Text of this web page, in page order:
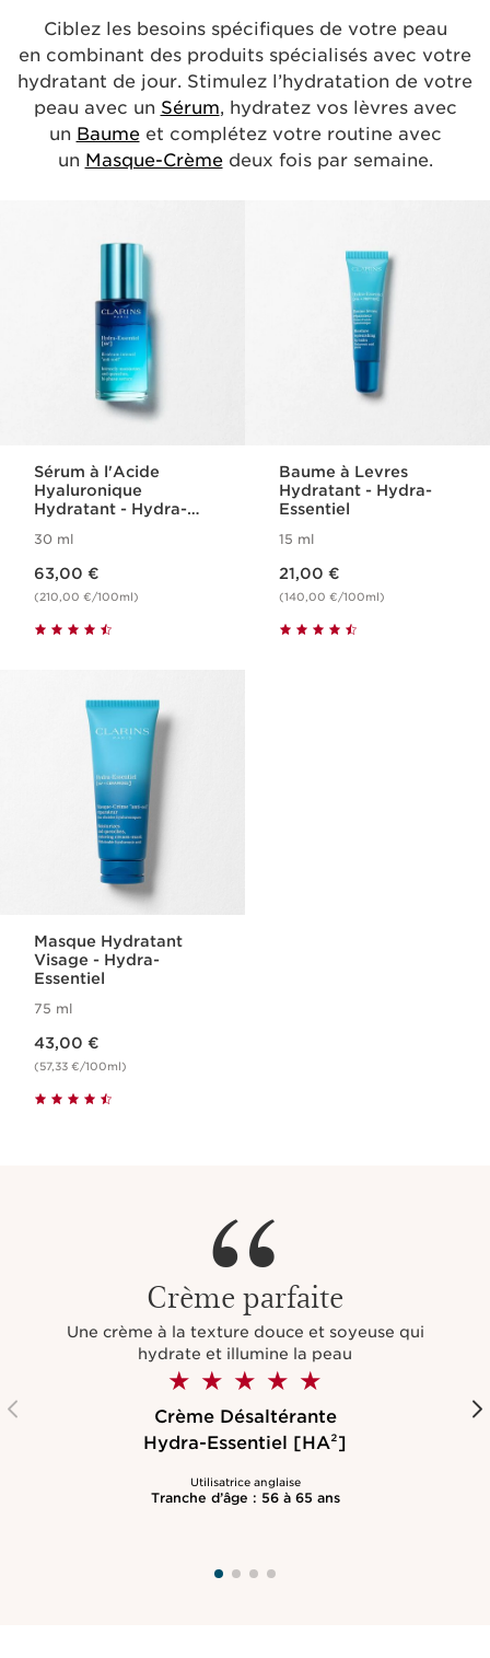
Ciblez les besoins spécifiques de votre peau
en combinant des produits spécialisés avec votre
hydratant de jour. Stimulez l’hydratation de votre
peau avec un Sérum, hydratez vos lèvres avec
un Baumeet complétez votre routine avec
un Masque-Crèmedeux fois par semaine.
Sérum à l'Acide
Hyaluronique
Hydratant - Hydra-
30 ml
63,00 €
(210,00 €/100ml)
Baume à Levres
Hydratant - Hydra-
Essentiel
15 ml
21,00 €
(140,00 €/100ml)
Masque Hydratant
Visage​ - Hydra-
Essentiel
75 ml
43,00 €
(57,33 €/100ml)
Crème Désaltérante
Hydra-Essentiel [HA²]
Utilisatrice anglaise
Tranche d’âge : 56 à 65 ans
Crème parfaite
Une crème à la texture douce et soyeuse qui
hydrate et illumine la peau